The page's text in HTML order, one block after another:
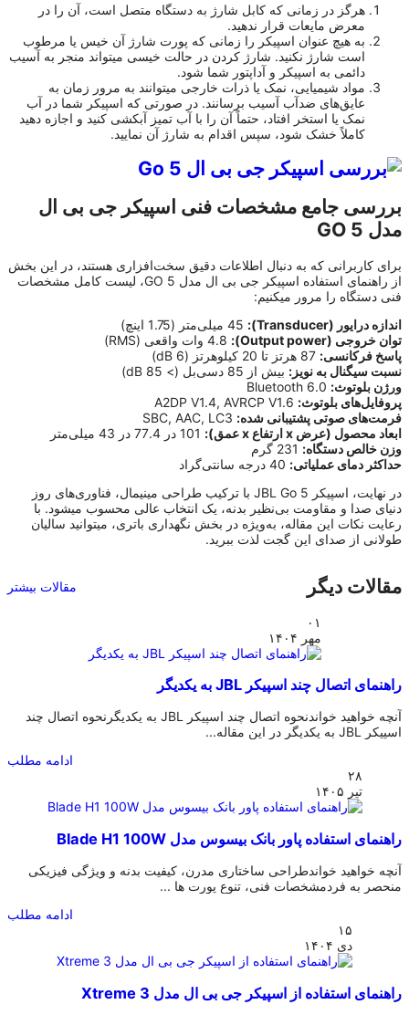
هرگز در زمانی که کابل شارژ به دستگاه متصل است، آن را در
معرض مایعات قرار ندهید.
به هیچ عنوان اسپیکر را زمانی که پورت شارژ آن خیس یا مرطوب
است شارژ نکنید. شارژ کردن در حالت خیسی میتواند منجر به آسیب
دائمی به اسپیکر و آداپتور شما شود.
مواد شیمیایی، نمک یا ذرات خارجی میتوانند به مرور زمان به
عایق‌های ضدآب آسیب برسانند. در صورتی که اسپیکر شما در آب
نمک یا استخر افتاد، حتماً آن را با آب تمیز آبکشی کنید و اجازه دهید
کاملاً خشک شود، سپس اقدام به شارژ آن نمایید.
بررسی جامع مشخصات فنی اسپیکر جی بی ال
مدل GO 5
برای کاربرانی که به دنبال اطلاعات دقیق سخت‌افزاری هستند، در این بخش
از راهنمای استفاده اسپیکر جی بی ال مدل GO 5، لیست کامل مشخصات
فنی دستگاه را مرور میکنیم:
اندازه درایور (Transducer):
توان خروجی (Output power):
پاسخ فرکانسی:
نسبت سیگنال به نویز: بیش از 85 دسی‌بل (> 85 dB)
ورژن بلوتوث:
پروفایل‌های بلوتوث:
فرمت‌های صوتی پشتیبانی شده:
ابعاد محصول (عرض x ارتفاع x عمق):
وزن خالص دستگاه:
حداکثر دمای عملیاتی:
در نهایت، اسپیکر JBL Go 5 با ترکیب طراحی مینیمال، فناوری‌های روز
دنیای صدا و مقاومت بی‌نظیر بدنه، یک انتخاب عالی محسوب میشود. با
رعایت نکات این مقاله، به‌ویژه در بخش نگهداری باتری، میتوانید سالیان
طولانی از صدای این گجت لذت ببرید.
مقالات دیگر مقالات بیشتر
۰۱
مهر ۱۴۰۴
راهنمای اتصال چند اسپیکر JBL به یکدیگر
آنچه خواهید خواندنحوه اتصال چند اسپیکر JBL به یکدیگرنحوه اتصال چند
اسپیکر JBL به یکدیگر در این مقاله...
ادامه مطلب
۲۸
تیر ۱۴۰۵
راهنمای استفاده پاور بانک بیسوس مدل Blade H1 100W
آنچه خواهید خواندطراحی ساختاری مدرن، کیفیت بدنه و ویژگی فیزیکی
منحصر به فردمشخصات فنی، تنوع پورت ها ...
ادامه مطلب
۱۵
دی ۱۴۰۴
راهنمای استفاده از اسپیکر جی بی ال مدل Xtreme 3